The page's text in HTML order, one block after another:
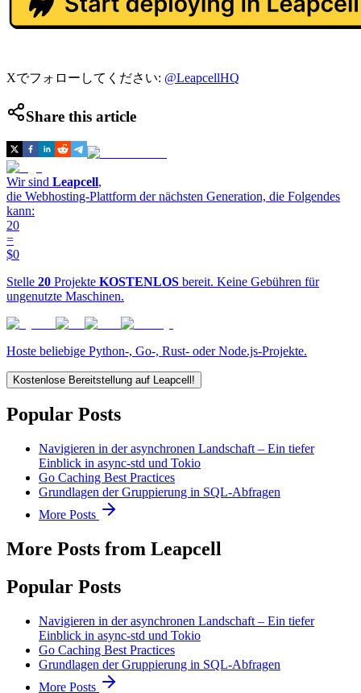
Xでフォローしてください: @LeapcellHQ
Share this article
Wir sind Leapcell,
die Webhosting-Plattform der nächsten Generation, die Folgendes
kann:
20
=
$0
Stelle 20 Projekte KOSTENLOS bereit. Keine Gebühren für
ungenutzte Maschinen.
Hoste beliebige Python-, Go-, Rust- oder Node.js-Projekte.
Kostenlose Bereitstellung auf Leapcell!
Popular Posts
Navigieren in der asynchronen Landschaft – Ein tiefer
Einblick in async-std und Tokio
Go Caching Best Practices
Grundlagen der Gruppierung in SQL-Abfragen
More Posts
More Posts from Leapcell
Popular Posts
Navigieren in der asynchronen Landschaft – Ein tiefer
Einblick in async-std und Tokio
Go Caching Best Practices
Grundlagen der Gruppierung in SQL-Abfragen
More Posts